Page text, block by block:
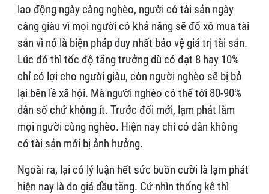
lao động ngày càng nghèo, người có tài sản ngày
càng giàu vì mọi người có khả năng sẽ đổ xô mua tài
sản vì nó là biện pháp duy nhất bảo vệ giá trị tài sản.
Lúc đó thì tốc độ tăng trưởng dù có đạt 8 hay 10%
chỉ có lợi cho người giàu, còn người nghèo sẽ bị bỏ
lại bên lề xã hội. Mà người nghèo có thể tới 80-90%
dân số chứ không ít. Trước đổi mới, lạm phát làm
mọi người cùng nghèo. Hiện nay chỉ có dân không
có tài sản mới bị ảnh hưởng.
Ngoài ra, lại có lý luận hết sức buồn cười là lạm phát
hiện nay là do giá dầu tăng. Cứ nhìn thống kê thì